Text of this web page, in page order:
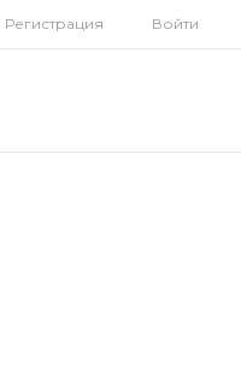
Регистрация Войти